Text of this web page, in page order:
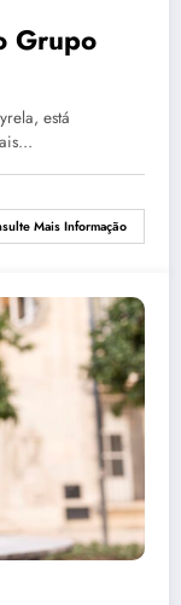
Grupo
está
Mais Informação